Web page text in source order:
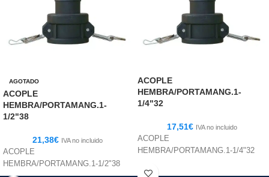
AGOTADO
ACOPLE
HEMBRA/PORTAMANG.1-
1/2"38
21,38€ IVA no incluido
ACOPLE
HEMBRA/PORTAMANG.1-1/2"38
ACOPLE
HEMBRA/PORTAMANG.1-
1/4"32
17,51€ IVA no incluido
ACOPLE
HEMBRA/PORTAMANG.1-1/4"32